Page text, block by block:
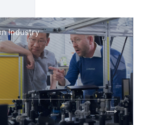
Industry